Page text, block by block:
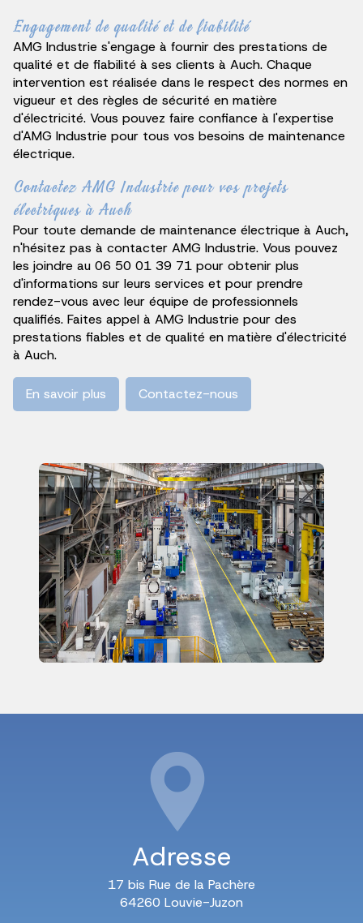
Engagement de qualité et de fiabilité
AMG Industrie s'engage à fournir des prestations de
qualité et de fiabilité à ses clients à Auch. Chaque
intervention est réalisée dans le respect des normes en
vigueur et des règles de sécurité en matière
d'électricité. Vous pouvez faire confiance à l'expertise
d'AMG Industrie pour tous vos besoins de maintenance
électrique.
Contactez AMG Industrie pour vos projets
électriques à Auch
Pour toute demande de maintenance électrique à Auch,
n'hésitez pas à contacter AMG Industrie. Vous pouvez
les joindre au 06 50 01 39 71 pour obtenir plus
d'informations sur leurs services et pour prendre
rendez-vous avec leur équipe de professionnels
qualifiés. Faites appel à AMG Industrie pour des
prestations fiables et de qualité en matière d'électricité
à Auch.
En savoir plus Contactez-nous
Adresse
17 bis Rue de la Pachère
64260 Louvie-Juzon